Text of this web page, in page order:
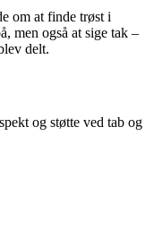
om at finde trøst i
men også at sige tak –
delt.
og støtte ved tab og